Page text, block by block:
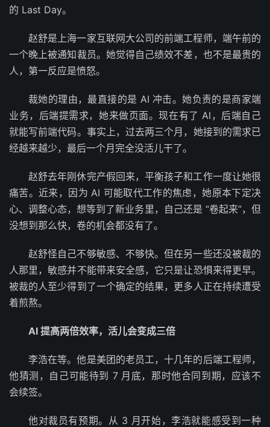
的 Last Day。
赵舒是上海一家互联网大公司的前端工程师，端午前的
一个晚上被通知裁员。她觉得自己绩效不差，也不是最贵的
人，第一反应是愤怒。
裁她的理由，最直接的是 AI 冲击。她负责的是商家端
业务，后端提需求，她来做页面。现在有了 AI，后端自己
就能写前端代码。事实上，过去两三个月，她接到的需求已
经越来越少，最后一个月完全没活儿干了。
赵舒去年刚休完产假回来，平衡孩子和工作一度让她很
痛苦。近来，因为 AI 可能取代工作的焦虑，她原本下定决
心、调整心态，想等到了新业务里，自己还是 “卷起来”，但
没想到那么快，卷的机会都没有了。
赵舒怪自己不够敏感、不够快。但在另一些还没被裁的
人那里，敏感并不能带来安全感，它只是让恐惧来得更早。
被裁的人至少得到了一个确定的结果，更多人正在持续遭受
着煎熬。
AI 提高两倍效率，活儿会变成三倍
李浩在等。他是美团的老员工，十几年的后端工程师，
他猜测，自己可能待到 7 月底，那时他合同到期，应该不
会续签。
他对裁员有预期。从 3 月开始，李浩就能感受到一种